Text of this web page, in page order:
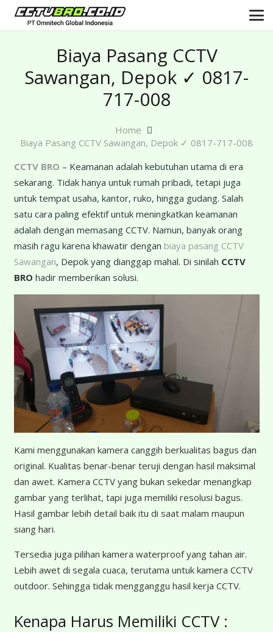
Biaya Pasang CCTV
Sawangan, Depok ✓ 0817-
717-008
Home
Biaya Pasang CCTV Sawangan, Depok ✓ 0817-717-008
CCTV BRO – Keamanan adalah kebutuhan utama di era
sekarang. Tidak hanya untuk rumah pribadi, tetapi juga
untuk tempat usaha, kantor, ruko, hingga gudang. Salah
satu cara paling efektif untuk meningkatkan keamanan
adalah dengan memasang CCTV. Namun, banyak orang
masih ragu karena khawatir dengan biaya pasang CCTV
Sawangan, Depok yang dianggap mahal. Di sinilah CCTV
BRO hadir memberikan solusi.
Kami menggunakan kamera canggih berkualitas bagus dan
original. Kualitas benar-benar teruji dengan hasil maksimal
dan awet. Kamera CCTV yang bukan sekedar menangkap
gambar yang terlihat, tapi juga memiliki resolusi bagus.
Hasil gambar lebih detail baik itu di saat malam maupun
siang hari.
Tersedia juga pilihan kamera waterproof yang tahan air.
Lebih awet di segala cuaca, terutama untuk kamera CCTV
outdoor. Sehingga tidak mengganggu hasil kerja CCTV.
Kenapa Harus Memiliki CCTV :